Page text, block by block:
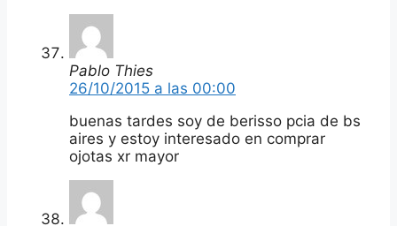
Pablo Thies
26/10/2015 a las 00:00
buenas tardes soy de berisso pcia de bs
aires y estoy interesado en comprar
ojotas xr mayor